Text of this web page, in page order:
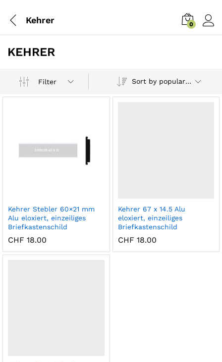
Kehrer 0
KEHRER
Filter Sort by popularity
Kehrer Stebler 60×21 mm
Alu eloxiert, einzeiliges
Briefkastenschild
CHF 18.00
Kehrer 67 x 14.5 Alu
eloxiert, einzeiliges
Briefkastenschild
CHF 18.00